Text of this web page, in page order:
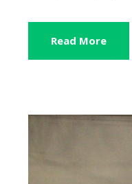
Read More